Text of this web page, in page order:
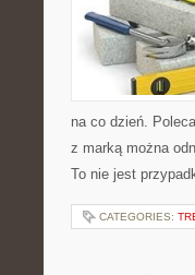
na co dzień.
z marką można
To nie jest
CATEGORIES: